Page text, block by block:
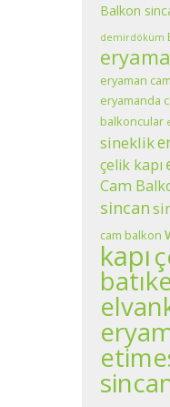
Balkon
demirdöküm
eryaman
eryamanda
balkoncular
sineklik
çelik kapı
Cam
sincan
cam balkon
kapı